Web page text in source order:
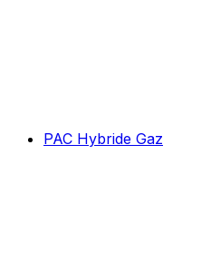
PAC Hybride Gaz